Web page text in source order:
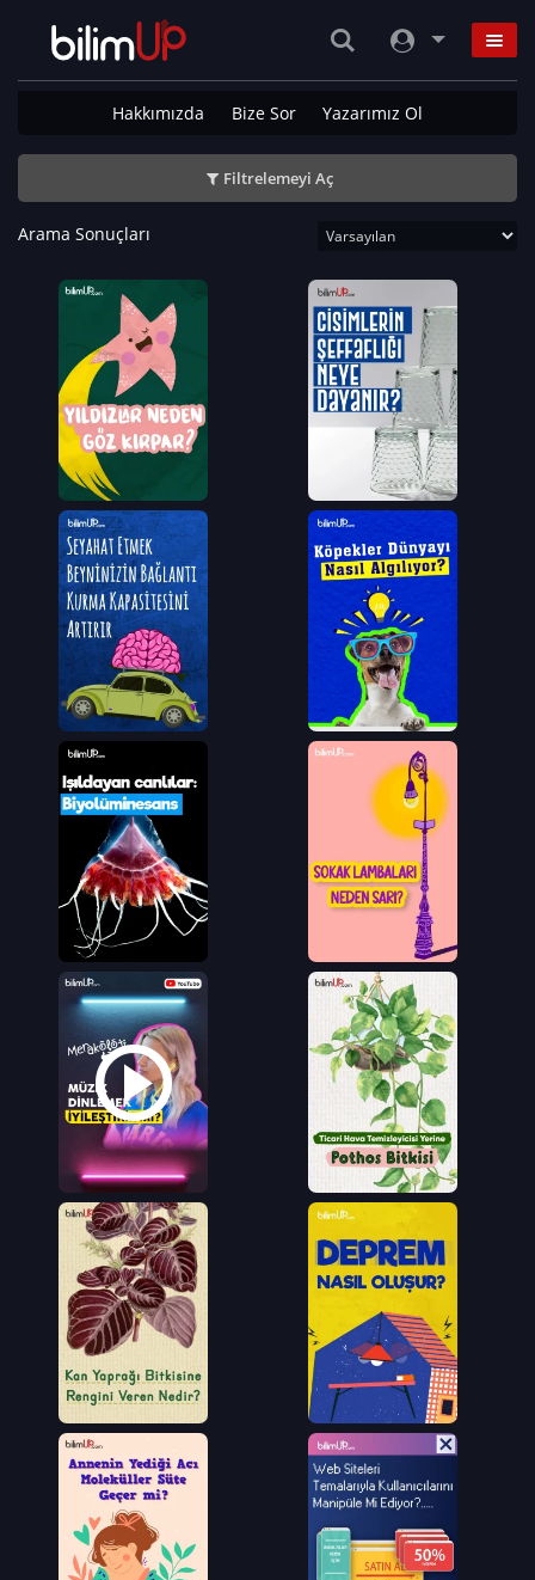
Hakkımızda Bize Sor Yazarımız Ol
Filtrelemeyi Aç
Arama Sonuçları